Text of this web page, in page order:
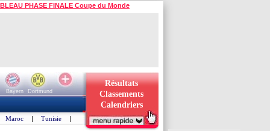
PHASE FINALE Coupe du Monde
Bayern
Dortmund
Résultats
Classements
Calendriers
Maroc | Tunisie |